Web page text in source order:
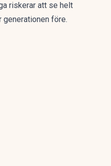
riskerar att se helt
generationen före.